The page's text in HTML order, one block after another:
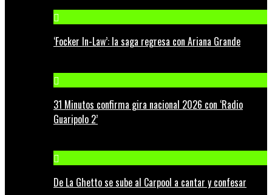
‘Focker In-Law’: la saga regresa con Ariana Grande
31 Minutos confirma gira nacional 2026 con ‘Radio
Guaripolo 2’
De La Ghetto se sube al Carpool a cantar y confesar